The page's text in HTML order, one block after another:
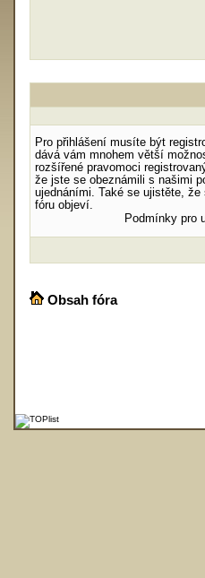
Pro přihlášení musíte být
dává vám mnohem větší
rozšířené pravomoci
že jste se obeznámili s našimi
ujednáními. Také se ujistěte,
fóru objeví.
Podmínky pro
Obsah fóra